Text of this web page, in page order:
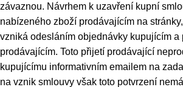
závaznou. Návrhem k uzavření kupní
nabízeného zboží prodávajícím na
vzniká odesláním objednávky kupujícím a
prodávajícím. Toto přijetí prodávající
kupujícímu informativním emailem na
na vznik smlouvy však toto potvrzení